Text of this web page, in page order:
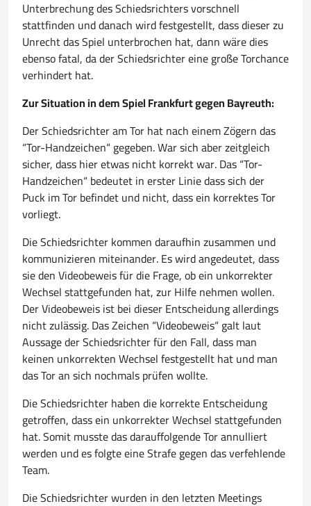
Unterbrechung des Schiedsrichters vorschnell
stattfinden und danach wird festgestellt, dass dieser zu
Unrecht das Spiel unterbrochen hat, dann wäre dies
ebenso fatal, da der Schiedsrichter eine große Torchance
verhindert hat.
Zur Situation in dem Spiel Frankfurt gegen Bayreuth:
Der Schiedsrichter am Tor hat nach einem Zögern das
“Tor-Handzeichen“ gegeben. War sich aber zeitgleich
sicher, dass hier etwas nicht korrekt war. Das “Tor-
Handzeichen“ bedeutet in erster Linie dass sich der
Puck im Tor befindet und nicht, dass ein korrektes Tor
vorliegt.
Die Schiedsrichter kommen daraufhin zusammen und
kommunizieren miteinander. Es wird angedeutet, dass
sie den Videobeweis für die Frage, ob ein unkorrekter
Wechsel stattgefunden hat, zur Hilfe nehmen wollen.
Der Videobeweis ist bei dieser Entscheidung allerdings
nicht zulässig. Das Zeichen “Videobeweis“ galt laut
Aussage der Schiedsrichter für den Fall, dass man
keinen unkorrekten Wechsel festgestellt hat und man
das Tor an sich nochmals prüfen wollte.
Die Schiedsrichter haben die korrekte Entscheidung
getroffen, dass ein unkorrekter Wechsel stattgefunden
hat. Somit musste das darauffolgende Tor annulliert
werden und es folgte eine Strafe gegen das verfehlende
Team.
Die Schiedsrichter wurden in den letzten Meetings